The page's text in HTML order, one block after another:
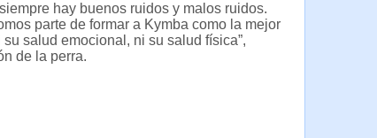
hay buenos ruidos y malos ruidos.
parte de formar a Kymba como la mejor
salud emocional, ni su salud física”,
de la perra.